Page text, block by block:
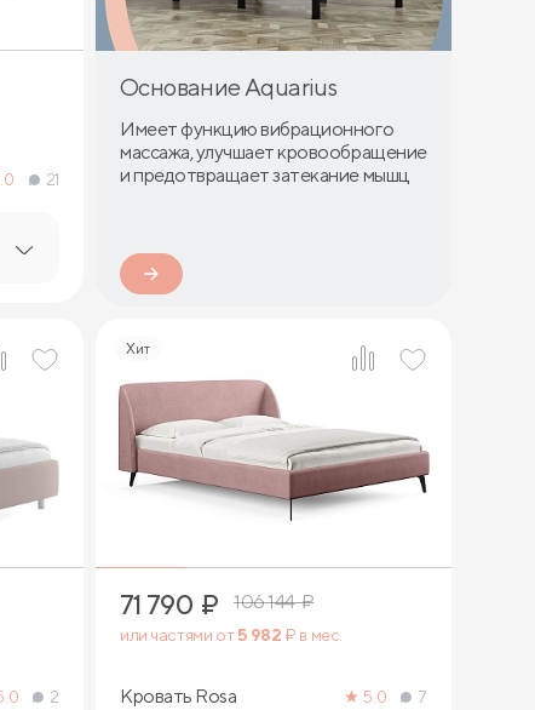
21
Основание Aquarius
Имеет функцию вибрационного
массажа, улучшает кровообращение
и предотвращает затекание мышц
2
Хит
3
71 790 ₽ 106 144₽
или частями от5 982 ₽ в мес.
Кровать Rosa 5.0 7